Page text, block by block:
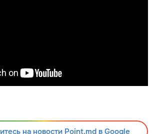
на новости Point.md в Google